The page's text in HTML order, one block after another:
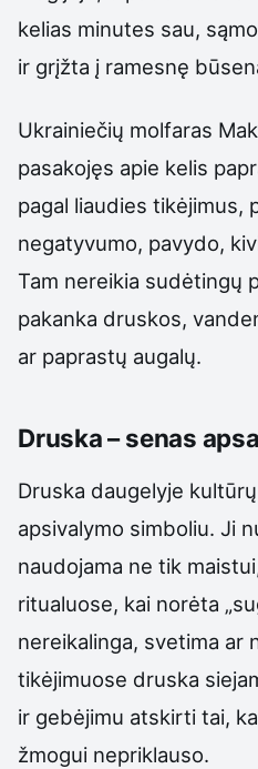
kelias minutes sau,
ir grįžta į ramesnę
Ukrainiečių molfaras
pasakojęs apie kelis
pagal liaudies tikėjimus,
negatyvumo, pavydo,
Tam nereikia sudėtingų
pakanka druskos,
ar paprastų augalų.
Druska – senas
Druska daugelyje
apsivalymo simboliu. Ji
naudojama ne tik
ritualuose, kai norėta
nereikalinga, svetima ar
tikėjimuose druska
ir gebėjimu atskirti tai,
žmogui nepriklauso.